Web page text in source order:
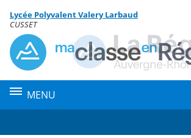
Menu de la rubrique
Contenu
Lycée Polyvalent Valery Larbaud
CUSSET
MENU